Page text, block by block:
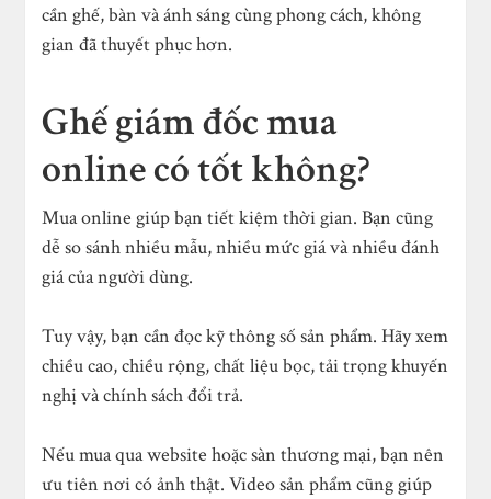
cần ghế, bàn và ánh sáng cùng phong cách, không
gian đã thuyết phục hơn.
Ghế giám đốc mua
online có tốt không?
Mua online giúp bạn tiết kiệm thời gian. Bạn cũng
dễ so sánh nhiều mẫu, nhiều mức giá và nhiều đánh
giá của người dùng.
Tuy vậy, bạn cần đọc kỹ thông số sản phẩm. Hãy xem
chiều cao, chiều rộng, chất liệu bọc, tải trọng khuyến
nghị và chính sách đổi trả.
Nếu mua qua website hoặc sàn thương mại, bạn nên
ưu tiên nơi có ảnh thật. Video sản phẩm cũng giúp